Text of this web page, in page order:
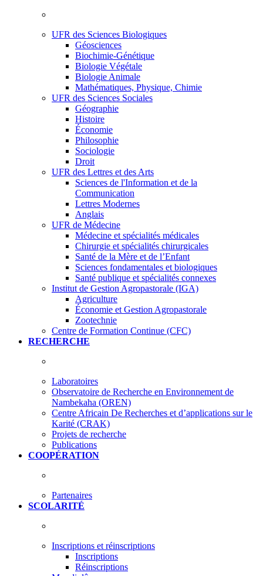
UFR des Sciences Biologiques
Géosciences
Biochimie-Génétique
Biologie Végétale
Biologie Animale
Mathématiques, Physique, Chimie
UFR des Sciences Sociales
Géographie
Histoire
Économie
Philosophie
Sociologie
Droit
UFR des Lettres et des Arts
Sciences de l'Information et de la
Communication
Lettres Modernes
Anglais
UFR de Médecine
Médecine et spécialités médicales
Chirurgie et spécialités chirurgicales
Santé de la Mère et de l’Enfant
Sciences fondamentales et biologiques
Santé publique et spécialités connexes
Institut de Gestion Agropastorale (IGA)
Agriculture
Économie et Gestion Agropastorale
Zootechnie
Centre de Formation Continue (CFC)
RECHERCHE
Laboratoires
Observatoire de Recherche en Environnement de
Nambekaha (OREN)
Centre Africain De Recherches et d’applications sur le
Karité (CRAK)
Projets de recherche
Publications
COOPÉRATION
Partenaires
SCOLARITÉ
Inscriptions et réinscriptions
Inscriptions
Réinscriptions